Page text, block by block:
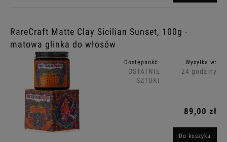
RareCraft Matte Clay Sicilian Sunset, 100g -
matowa glinka do włosów
Dostępność:
OSTATNIE
SZTUKI
Wysyłka w:
24 godziny
89,00 zł
Do koszyka